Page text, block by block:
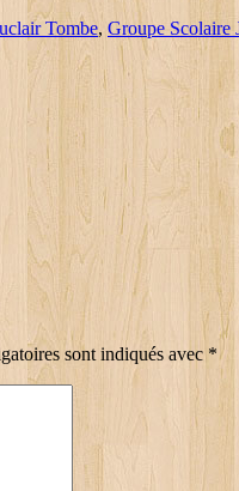
Tombe, Groupe Scolaire
sont indiqués avec *